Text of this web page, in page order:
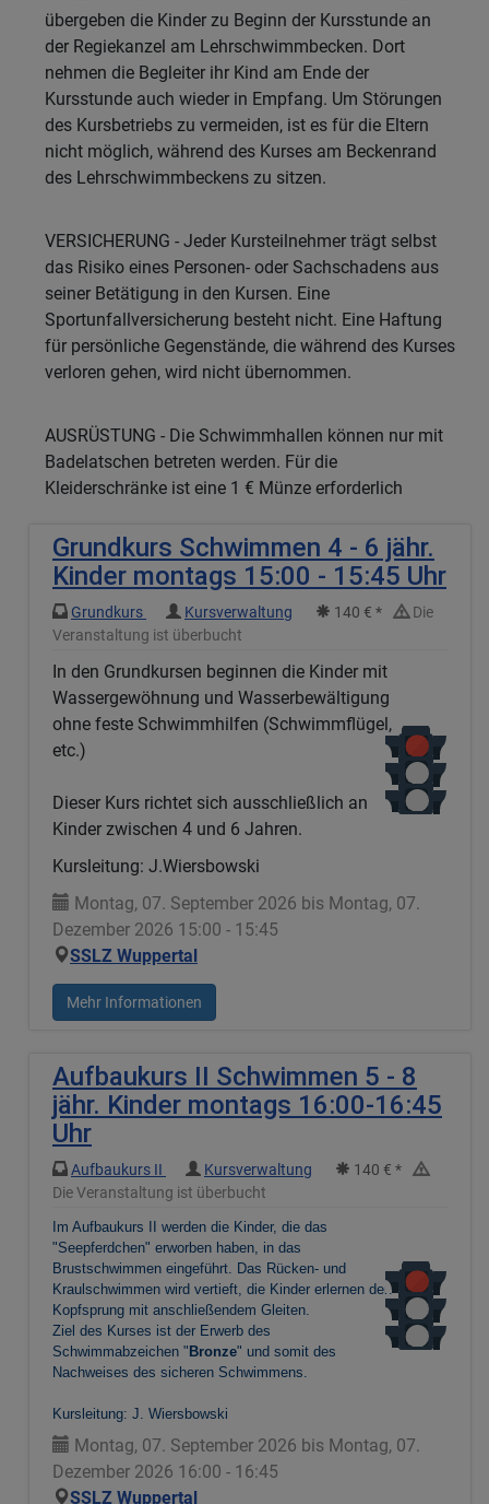
übergeben die Kinder zu Beginn der Kursstunde an
der Regiekanzel am Lehrschwimmbecken. Dort
nehmen die Begleiter ihr Kind am Ende der
Kursstunde auch wieder in Empfang. Um Störungen
des Kursbetriebs zu vermeiden, ist es für die Eltern
nicht möglich, während des Kurses am Beckenrand
des Lehrschwimmbeckens zu sitzen.
VERSICHERUNG - Jeder Kursteilnehmer trägt selbst
das Risiko eines Personen- oder Sachschadens aus
seiner Betätigung in den Kursen. Eine
Sportunfallversicherung besteht nicht. Eine Haftung
für persönliche Gegenstände, die während des Kurses
verloren gehen, wird nicht übernommen.
AUSRÜSTUNG - Die Schwimmhallen können nur mit
Badelatschen betreten werden. Für die
Kleiderschränke ist eine 1 € Münze erforderlich
Grundkurs Schwimmen 4 - 6 jähr.
Kinder montags 15:00 - 15:45 Uhr
Grundkurs Kursverwaltung 140 € *
Die
Veranstaltung ist überbucht
In den Grundkursen beginnen die Kinder mit
Wassergewöhnung und Wasserbewältigung
ohne feste Schwimmhilfen (Schwimmflügel,
etc.)
Dieser Kurs richtet sich ausschließlich an
Kinder zwischen 4 und 6 Jahren.
Kursleitung: J.Wiersbowski
Montag, 07. September 2026 bis Montag, 07.
Dezember 2026 15:00 - 15:45
SSLZ Wuppertal
Mehr Informationen
Aufbaukurs II Schwimmen 5 - 8
jähr. Kinder montags 16:00-16:45
Uhr
Aufbaukurs II Kursverwaltung
140 € *
Die Veranstaltung ist überbucht
Im Aufbaukurs II werden die Kinder, die das
"Seepferdchen" erworben haben, in das
Brustschwimmen eingeführt. Das Rücken- und
Kraulschwimmen wird vertieft, die Kinder erlernen den
Kopfsprung mit anschließendem Gleiten.
Ziel des Kurses ist der Erwerb des
Schwimmabzeichen " Bronze" und somit des
Nachweises des sicheren Schwimmens.
Kursleitung: J. Wiersbowski
Montag, 07. September 2026 bis Montag, 07.
Dezember 2026 16:00 - 16:45
SSLZ Wuppertal